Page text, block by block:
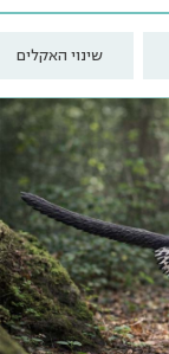
שינוי האקלים